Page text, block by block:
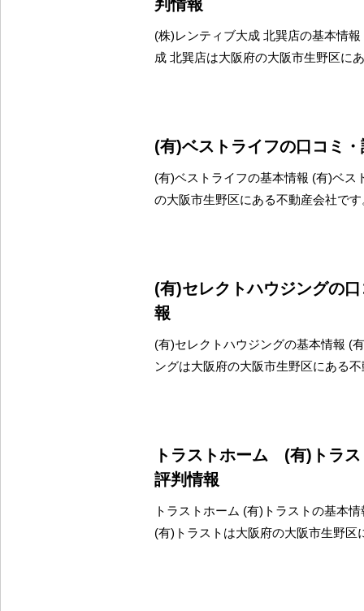
判情報
(株)レンティブ大成 北巽店の基本情
成 北巽店は大阪府の大阪市生野区に
(有)ベストライフの口コミ
(有)ベストライフの基本情報 (有)ベス
の大阪市生野区にある不動産会社で
(有)セレクトハウジングの
報
(有)セレクトハウジングの基本情報 (
ングは大阪府の大阪市生野区にある
トラストホーム (有)トラ
評判情報
トラストホーム (有)トラストの基本
(有)トラストは大阪府の大阪市生野区